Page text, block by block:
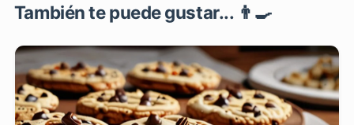
También te puede gustar... 👨‍🍳